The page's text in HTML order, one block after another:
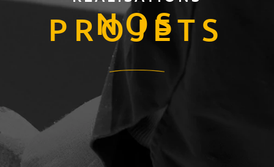
NOS
PROJETS